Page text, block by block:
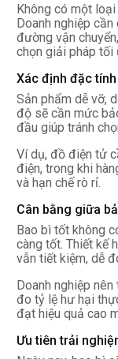
Không có một
Doanh nghiệp
đường vận
chọn giải pháp tối
Xác định đặc
Sản phẩm dễ vỡ,
độ sẽ cần mức
đầu giúp tránh
Ví dụ, đồ điện tử
điện, trong khi
và hạn chế rò rỉ.
Cân bằng giữa
Bao bì tốt không
càng tốt. Thiết kế
vẫn tiết kiệm, dễ
Doanh nghiệp
đo tỷ lệ hư hại
đạt hiệu quả cao
Ưu tiên trải